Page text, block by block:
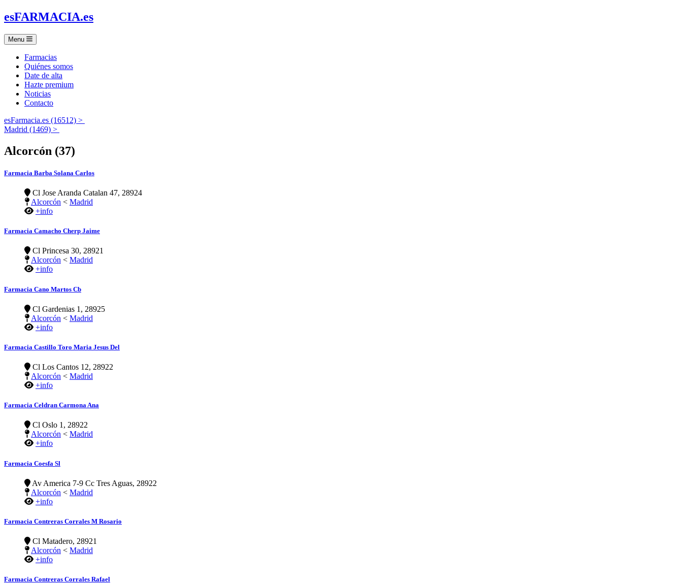
esFARMACIA.es
Menu
Farmacias
Quiénes somos
Date de alta
Hazte premium
Noticias
Contacto
esFarmacia.es (16512) >
Madrid (1469) >
Alcorcón (37)
Farmacia Barba Solana Carlos
Cl Jose Aranda Catalan 47, 28924
Alcorcón < Madrid
+info
Farmacia Camacho Cherp Jaime
Cl Princesa 30, 28921
Alcorcón < Madrid
+info
Farmacia Cano Martos Cb
Cl Gardenias 1, 28925
Alcorcón < Madrid
+info
Farmacia Castillo Toro Maria Jesus Del
Cl Los Cantos 12, 28922
Alcorcón < Madrid
+info
Farmacia Celdran Carmona Ana
Cl Oslo 1, 28922
Alcorcón < Madrid
+info
Farmacia Coesfa Sl
Av America 7-9 Cc Tres Aguas, 28922
Alcorcón < Madrid
+info
Farmacia Contreras Corrales M Rosario
Cl Matadero, 28921
Alcorcón < Madrid
+info
Farmacia Contreras Corrales Rafael